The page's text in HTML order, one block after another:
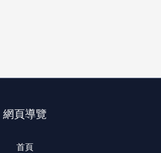
網頁導覽
首頁